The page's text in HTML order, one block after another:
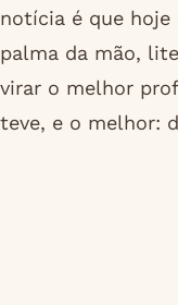
notícia é que
palma da mão,
virar o melhor
teve, e o melhor: